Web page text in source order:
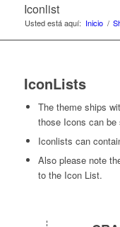
Iconlist
Usted está aquí: Inicio /
IconLists
The theme ships
those Icons can
Iconlists can
Also please note
to the Icon List.